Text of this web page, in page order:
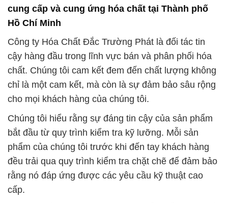
cung cấp và cung ứng hóa chất tại Thành phố
Hồ Chí Minh
Công ty Hóa Chất Đắc Trường Phát là đối tác tin
cậy hàng đầu trong lĩnh vực bán và phân phối hóa
chất. Chúng tôi cam kết đem đến chất lượng không
chỉ là một cam kết, mà còn là sự đảm bảo sâu rộng
cho mọi khách hàng của chúng tôi.
Chúng tôi hiểu rằng sự đáng tin cậy của sản phẩm
bắt đầu từ quy trình kiểm tra kỹ lưỡng. Mỗi sản
phẩm của chúng tôi trước khi đến tay khách hàng
đều trải qua quy trình kiểm tra chặt chẽ để đảm bảo
rằng nó đáp ứng được các yêu cầu kỹ thuật cao
cấp.